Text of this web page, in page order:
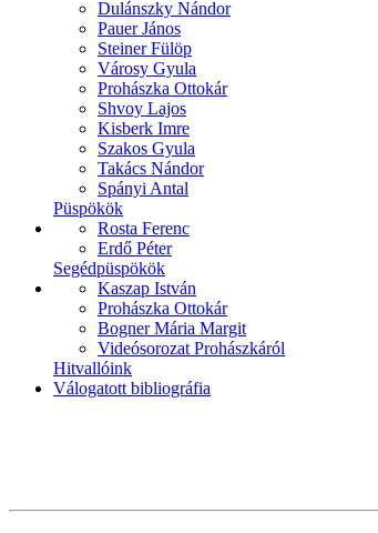
Dulánszky Nándor
Pauer János
Steiner Fülöp
Városy Gyula
Prohászka Ottokár
Shvoy Lajos
Kisberk Imre
Szakos Gyula
Takács Nándor
Spányi Antal
Püspökök
Rosta Ferenc
Erdő Péter
Segédpüspökök
Kaszap István
Prohászka Ottokár
Bogner Mária Margit
Videósorozat Prohászkáról
Hitvallóink
Válogatott bibliográfia